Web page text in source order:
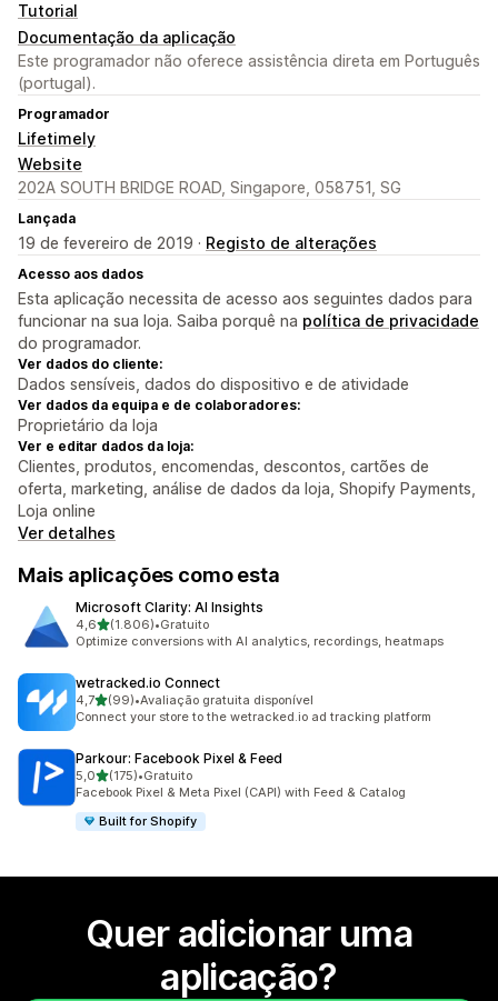
Tutorial
Documentação da aplicação
Este programador não oferece assistência direta em Português
(portugal).
Programador
Lifetimely
Website
202A SOUTH BRIDGE ROAD, Singapore, 058751, SG
Lançada
19 de fevereiro de 2019 · Registo de alterações
Acesso aos dados
Esta aplicação necessita de acesso aos seguintes dados para
funcionar na sua loja. Saiba porquê na política de privacidade
do programador.
Ver dados do cliente:
Dados sensíveis, dados do dispositivo e de atividade
Ver dados da equipa e de colaboradores:
Proprietário da loja
Ver e editar dados da loja:
Clientes, produtos, encomendas, descontos, cartões de
oferta, marketing, análise de dados da loja, Shopify Payments,
Loja online
Ver detalhes
Mais aplicações como esta
Microsoft Clarity: AI Insights
4,6de 5 estrelas
(1.806)
1806 total de avaliações
•Gratuito
Optimize conversions with AI analytics, recordings, heatmaps
wetracked.io Connect
4,7de 5 estrelas
(99)
99 total de avaliações
•Avaliação gratuita disponível
Connect your store to the wetracked.io ad tracking platform
Parkour: Facebook Pixel & Feed
5,0de 5 estrelas
(175)
175 total de avaliações
•Gratuito
Facebook Pixel & Meta Pixel (CAPI) with Feed & Catalog
Built for Shopify
Quer adicionar uma
aplicação?